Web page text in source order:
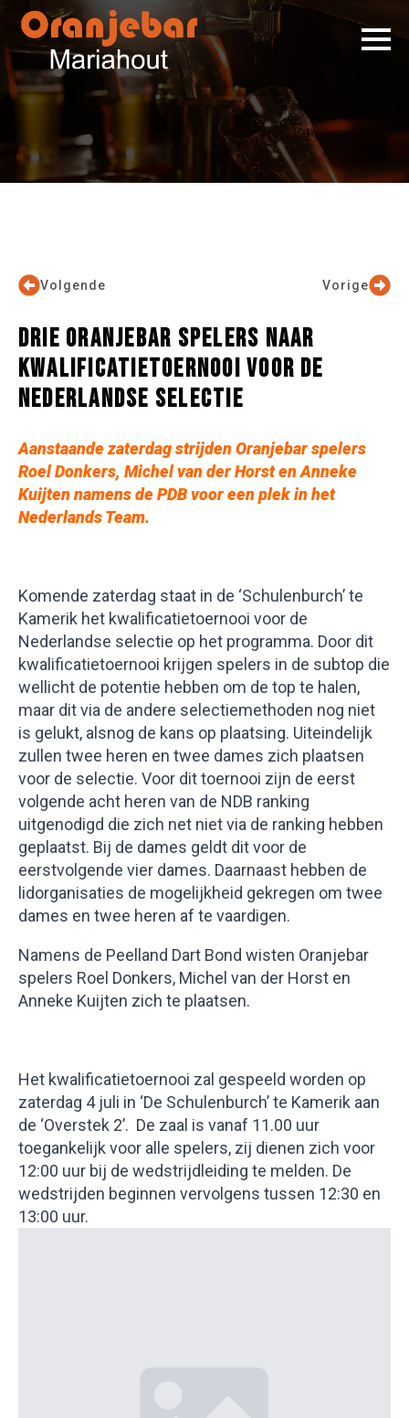
Vorige
Volgende
DRIE ORANJEBAR SPELERS NAAR
KWALIFICATIETOERNOOI VOOR DE
NEDERLANDSE SELECTIE
Aanstaande zaterdag strijden Oranjebar spelers
Roel Donkers, Michel van der Horst en Anneke
Kuijten namens de PDB voor een plek in het
Nederlands Team.
Komende zaterdag staat in de ‘Schulenburch’ te
Kamerik het kwalificatietoernooi voor de
Nederlandse selectie op het programma. Door dit
kwalificatietoernooi krijgen spelers in de subtop die
wellicht de potentie hebben om de top te halen,
maar dit via de andere selectiemethoden nog niet
is gelukt, alsnog de kans op plaatsing. Uiteindelijk
zullen twee heren en twee dames zich plaatsen
voor de selectie. Voor dit toernooi zijn de eerst
volgende acht heren van de NDB ranking
uitgenodigd die zich net niet via de ranking hebben
geplaatst. Bij de dames geldt dit voor de
eerstvolgende vier dames. Daarnaast hebben de
lidorganisaties de mogelijkheid gekregen om twee
dames en twee heren af te vaardigen.
Namens de Peelland Dart Bond wisten Oranjebar
spelers Roel Donkers, Michel van der Horst en
Anneke Kuijten zich te plaatsen.
Het kwalificatietoernooi zal gespeeld worden op
zaterdag 4 juli in ‘De Schulenburch’ te Kamerik aan
de ‘Overstek 2’. De zaal is vanaf 11.00 uur
toegankelijk voor alle spelers, zij dienen zich voor
12:00 uur bij de wedstrijdleiding te melden. De
wedstrijden beginnen vervolgens tussen 12:30 en
13:00 uur.